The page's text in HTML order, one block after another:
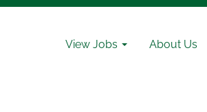
View Jobs About Us